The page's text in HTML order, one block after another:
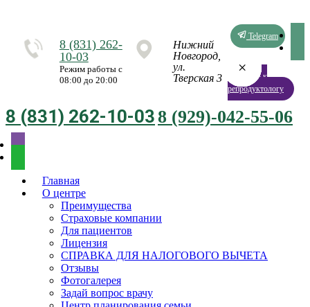
8 (831) 262-
10-03
Режим работы с
08:00 до 20:00
Нижний
Новгород,
ул.
Тверская 3
Telegram
Запись к
репродуктологу
8 (831) 262-10-038 (929)-042-55-06
Главная
О центре
Преимущества
Страховые компании
Для пациентов
Лицензия
СПРАВКА ДЛЯ НАЛОГОВОГО ВЫЧЕТА
Отзывы
Фотогалерея
Задай вопрос врачу
×
×
×
×
×
×
×
×